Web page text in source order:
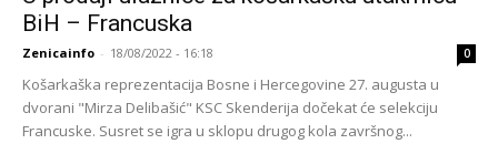
BiH – Francuska
Zenicainfo - 18/08/2022 - 16:18 0
Košarkaška reprezentacija Bosne i Hercegovine 27. augusta u
dvorani "Mirza Delibašić" KSC Skenderija dočekat će selekciju
Francuske. Susret se igra u sklopu drugog kola završnog...